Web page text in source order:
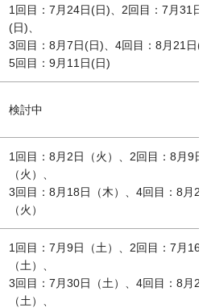
1回目：7月24日(日)、2回目：7月31日
(日)、
3回目：8月7日(日)、4回目：8月21日(
5回目：9月11日(日)
検討中
1回目：8月2日（火）、2回目：8月9日
（火）、
3回目：8月18日（木）、4回目：8月
（火）
1回目：7月9日（土）、2回目：7月16
（土）、
3回目：7月30日（土）、4回目：8月
（土）、